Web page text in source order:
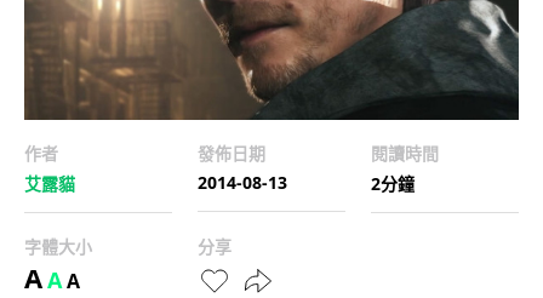
作者
艾露貓
發佈日期
2014-08-13
閱讀時間
2分鐘
字體大小
AAA
分享